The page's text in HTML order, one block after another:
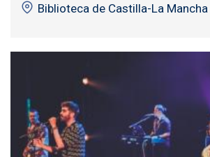
Biblioteca de Castilla-La Mancha